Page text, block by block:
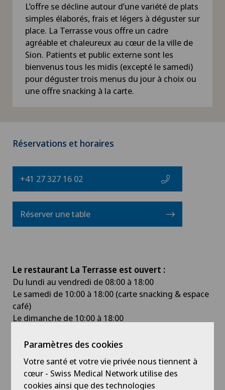
L’offre se décline autour d’une variété de plats
simples élaborés, frais et légers à déguster sur
place. La Terrasse vous offre un cadre
agréable et chaleureux au cœur de la ville de
Sion. Patients et public externe sont les
bienvenus tous les midis (excepté le samedi)
pour déguster trois menus du jour à choix ou
une offre snacking à la carte.
Réservations et horaires
+41 27 327 16 02
Réserver une table
Le restaurant La Terrasse est ouvert :
Du lundi au vendredi de 08:00 à 18:00
Le samedi de 10:00 à 18:00 (carte snacking & espace
café)
Le dimanche de 10:00 à 18:00
Informations
Accès handicapés.
Animaux autorisés sur la terrasse uniquement.
Paramètres des cookies
Votre santé et votre vie privée nous tiennent à
cœur - Swiss Medical Network utilise des
cookies ainsi que des technologies